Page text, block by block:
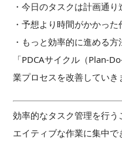
・今日のタスクは計画通り
・予想より時間がかかった
・もっと効率的に進める方
「PDCAサイクル（Plan-
業プロセスを改善していき
効率的なタスク管理を行う
エイティブな作業に集中